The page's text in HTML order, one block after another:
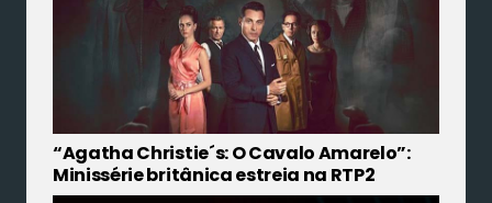
“Agatha Christie´s: O Cavalo Amarelo”:
Minissérie britânica estreia na RTP2